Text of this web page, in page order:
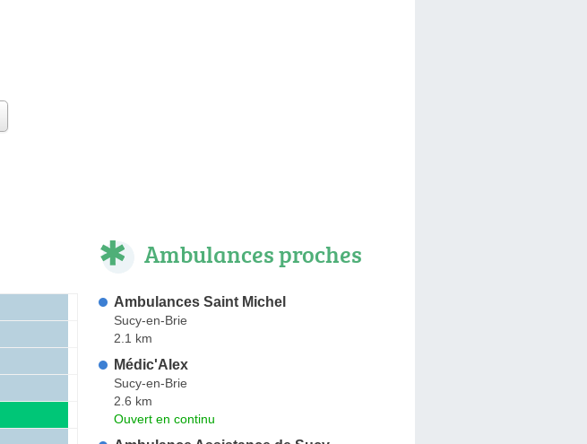
Ambulances proches
Ambulances Saint Michel
Sucy-en-Brie
2.1 km
Médic'Alex
Sucy-en-Brie
2.6 km
Ouvert en continu